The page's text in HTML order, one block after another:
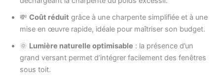
💸 Coût réduit grâce à une charpente simplifiée et à une
mise en œuvre rapide, idéale pour maîtriser son budget.
🌞 Lumière naturelle optimisable : la présence d’un
grand versant permet d’intégrer facilement des fenêtres
sous toit.